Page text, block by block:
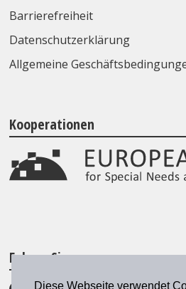
Diese Webseite verwendet
Barrierefreiheit
Datenschutzerklärung
Allgemeine
Kooperationen
Folgen Sie uns